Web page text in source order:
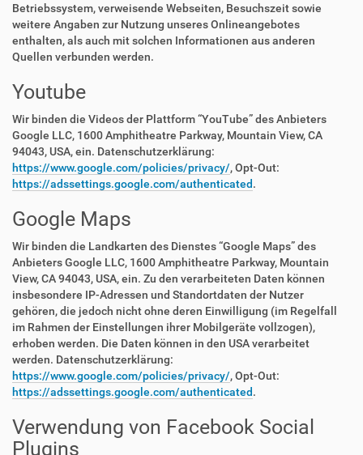
Betriebssystem, verweisende Webseiten, Besuchszeit sowie
weitere Angaben zur Nutzung unseres Onlineangebotes
enthalten, als auch mit solchen Informationen aus anderen
Quellen verbunden werden.
Youtube
Wir binden die Videos der Plattform “YouTube” des Anbieters
Google LLC, 1600 Amphitheatre Parkway, Mountain View, CA
94043, USA, ein. Datenschutzerklärung:
https://www.google.com/policies/privacy/, Opt-Out:
https://adssettings.google.com/authenticated.
Google Maps
Wir binden die Landkarten des Dienstes “Google Maps” des
Anbieters Google LLC, 1600 Amphitheatre Parkway, Mountain
View, CA 94043, USA, ein. Zu den verarbeiteten Daten können
insbesondere IP-Adressen und Standortdaten der Nutzer
gehören, die jedoch nicht ohne deren Einwilligung (im Regelfall
im Rahmen der Einstellungen ihrer Mobilgeräte vollzogen),
erhoben werden. Die Daten können in den USA verarbeitet
werden. Datenschutzerklärung:
https://www.google.com/policies/privacy/, Opt-Out:
https://adssettings.google.com/authenticated.
Verwendung von Facebook Social
Plugins